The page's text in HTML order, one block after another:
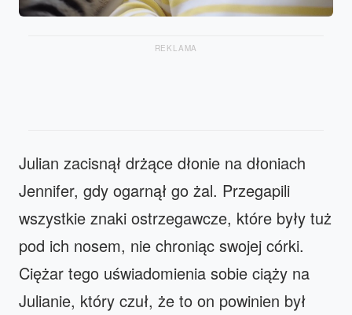
REKLAMA
Julian zacisnął drżące dłonie na dłoniach
Jennifer, gdy ogarnął go żal. Przegapili
wszystkie znaki ostrzegawcze, które były tuż
pod ich nosem, nie chroniąc swojej córki.
Ciężar tego uświadomienia sobie ciąży na
Julianie, który czuł, że to on powinien był